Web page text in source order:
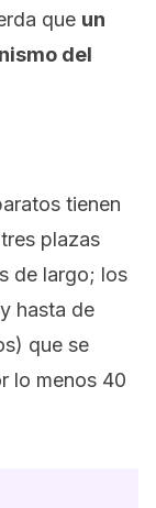
que un
del
tienen
plazas
de largo; los
hasta de
que se
lo menos 40